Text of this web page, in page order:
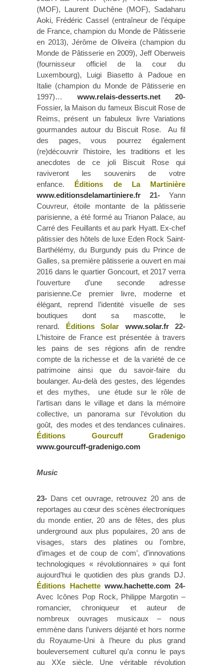
(MOF), Laurent Duchêne (MOF), Sadaharu
Aoki, Frédéric Cassel (entraîneur de l’équipe
de France, champion du Monde de Pâtisserie
en 2013), Jérôme de Oliveira (champion du
Monde de Pâtisserie en 2009), Jeff Oberweis
(fournisseur officiel de la cour du
Luxembourg), Luigi Biasetto à Padoue en
Italie (champion du Monde de Pâtisserie en
1997)… www.relais-desserts.net
20-
Fossier, la Maison du fameux Biscuit Rose de
Reims, présent un fabuleux livre Variations
gourmandes autour du Biscuit Rose. Au fil
des pages, vous pourrez également
(re)découvrir l’histoire, les traditions et les
anecdotes de ce joli Biscuit Rose qui
raviveront les souvenirs de votre
enfance. Éditions de La Martinière
www.editionsdelamartiniere.fr
21-
Yann
Couvreur, étoile montante de la pâtisserie
parisienne, a été formé au Trianon Palace, au
Carré des Feuillants et au park Hyatt. Ex-chef
pâtissier des hôtels de luxe Eden Rock Saint-
Barthélémy, du Burgundy puis du Prince de
Galles, sa première pâtisserie a ouvert en mai
2016 dans le quartier Goncourt, et 2017 verra
l’ouverture d’une seconde adresse
parisienne.Ce premier livre, moderne et
élégant, reprend l’identité visuelle de ses
boutiques dont sa mascotte, le
renard.
Éditions Solar www.solar.fr
22-
L’histoire de France est présentée à travers
les pains de ses régions afin de rendre
compte de la richesse et de la variété de ce
patrimoine ainsi que du savoir-faire du
boulanger. Au-delà des gestes, des légendes
et des mythes, une étude sur le rôle de
l’artisan dans le village et dans la mémoire
collective, un panorama sur l’évolution du
goût, des modes et des tendances culinaires.
Éditions Gourcuff Gradenigo
www.gourcuff-gradenigo.com
Music
23- Dans cet ouvrage, retrouvez 20 ans de
reportages au cœur des scènes électroniques
du monde entier, 20 ans de fêtes, des plus
underground aux plus populaires, 20 ans de
visages, stars des platines ou l’ombre,
d’images et de coup de com’, d’innovations
technologiques « révolutionnaires » qui font
aujourd’hui le quotidien des plus grands DJ.
Éditions Hachette www.hachette.com 24-
Avec Icônes Pop Rock, Philippe Margotin –
romancier, chroniqueur et auteur de
nombreux ouvrages musicaux – nous
emmène dans l’univers déjanté et hors norme
du Royaume-Uni à l’heure du plus grand
bouleversement culturel qu’a connu le pays
au XXe siècle. Une véritable révolution